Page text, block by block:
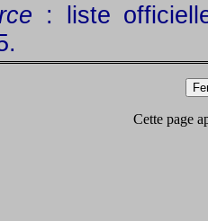
: liste
Cette page